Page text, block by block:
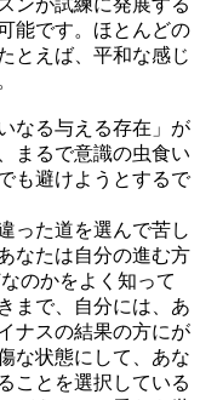
能です。ほとんどの
とえば、平和な感じ
す。
なる与える存在」が
まるで意識の虫食い
も避けようとするで
った道を選んで苦し
なたは自分の進む方
のかをよく知って
まで、自分には、あ
ナスの結果の方にが
な状態にして、あな
ことを選択している